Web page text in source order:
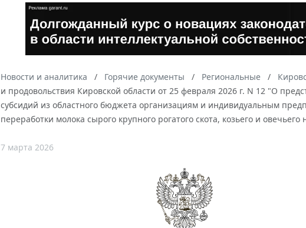
Новости и аналитика Горячие документы Региональные
и продовольствия Кировской области от 25 февраля 2026 г. N 12 "О
субсидий из областного бюджета организациям и индивидуальным
переработки молока сырого крупного рогатого скота, козьего и
7 марта 2026